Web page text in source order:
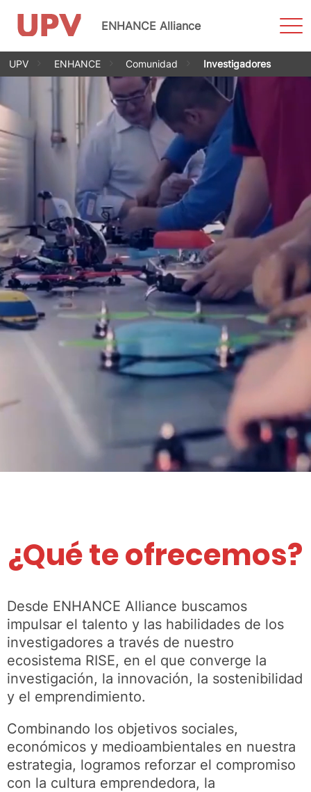
Saltar
contenido
ENHANCE Alliance
UPV ENHANCE Comunidad Investigadores
¿Qué te ofrecemos?
Desde ENHANCE Alliance buscamos
impulsar el talento y las habilidades de los
investigadores a través de nuestro
ecosistema RISE, en el que converge la
investigación, la innovación, la sostenibilidad
y el emprendimiento.
Combinando los objetivos sociales,
económicos y medioambientales en nuestra
estrategia, logramos reforzar el compromiso
con la cultura emprendedora, la